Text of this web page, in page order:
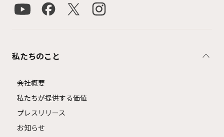
私たちのこと
会社概要
私たちが提供する価値
プレスリリース
お知らせ